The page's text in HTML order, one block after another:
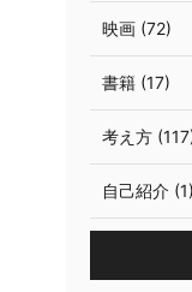
映画 (72)
書籍 (17)
考え方
自己紹介 (1)